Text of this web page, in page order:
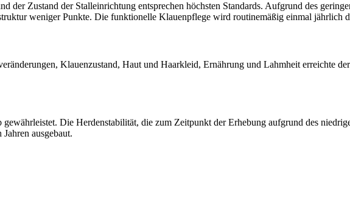
der Zustand der Stalleinrichtung entsprechen höchsten Standards. Aufgrund des
weniger Punkte. Die funktionelle Klauenpflege wird routinemäßig einmal jährlich
Klauenzustand, Haut und Haarkleid, Ernährung und Lahmheit erreichte
Die Herdenstabilität, die zum Zeitpunkt der Erhebung aufgrund des
ausgebaut.